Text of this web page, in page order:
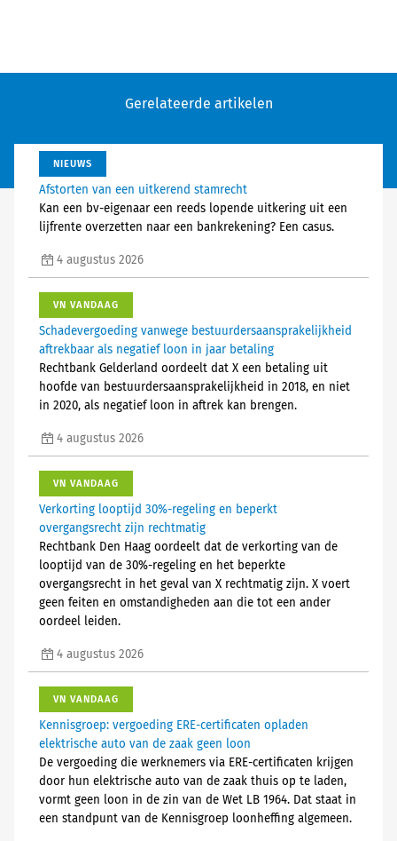
Gerelateerde artikelen
NIEUWS
Afstorten van een uitkerend stamrecht
Kan een bv-eigenaar een reeds lopende uitkering uit een
lijfrente overzetten naar een bankrekening? Een casus.
4 augustus 2026
VN VANDAAG
Schadevergoeding vanwege bestuurdersaansprakelijkheid
aftrekbaar als negatief loon in jaar betaling
Rechtbank Gelderland oordeelt dat X een betaling uit
hoofde van bestuurdersaansprakelijkheid in 2018, en niet
in 2020, als negatief loon in aftrek kan brengen.
4 augustus 2026
VN VANDAAG
Verkorting looptijd 30%-regeling en beperkt
overgangsrecht zijn rechtmatig
Rechtbank Den Haag oordeelt dat de verkorting van de
looptijd van de 30%-regeling en het beperkte
overgangsrecht in het geval van X rechtmatig zijn. X voert
geen feiten en omstandigheden aan die tot een ander
oordeel leiden.
4 augustus 2026
VN VANDAAG
Kennisgroep: vergoeding ERE-certificaten opladen
elektrische auto van de zaak geen loon
De vergoeding die werknemers via ERE-certificaten krijgen
door hun elektrische auto van de zaak thuis op te laden,
vormt geen loon in de zin van de Wet LB 1964. Dat staat in
een standpunt van de Kennisgroep loonheffing algemeen.